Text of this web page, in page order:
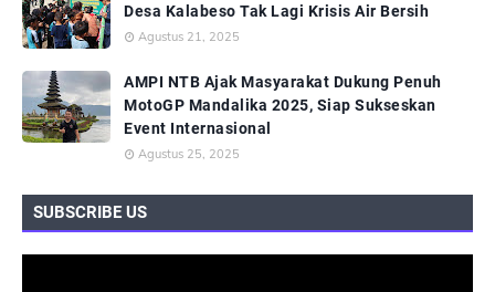
Desa Kalabeso Tak Lagi Krisis Air Bersih
Agustus 21, 2025
AMPI NTB Ajak Masyarakat Dukung Penuh
MotoGP Mandalika 2025, Siap Sukseskan
Event Internasional
Agustus 25, 2025
SUBSCRIBE US